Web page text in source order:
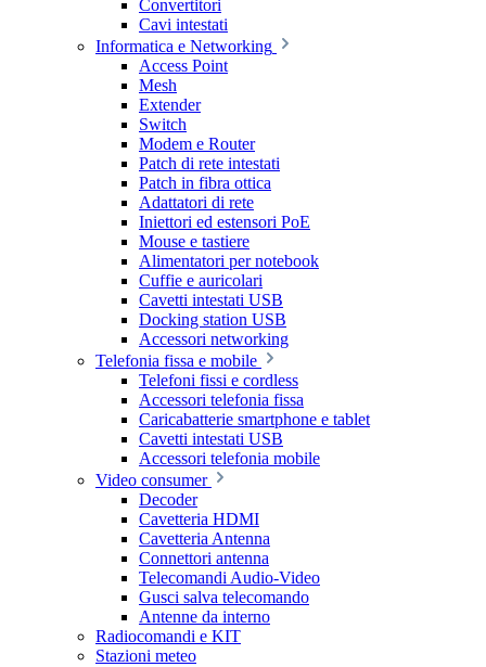
Convertitori
Cavi intestati
Informatica e Networking
Access Point
Mesh
Extender
Switch
Modem e Router
Patch di rete intestati
Patch in fibra ottica
Adattatori di rete
Iniettori ed estensori PoE
Mouse e tastiere
Alimentatori per notebook
Cuffie e auricolari
Cavetti intestati USB
Docking station USB
Accessori networking
Telefonia fissa e mobile
Telefoni fissi e cordless
Accessori telefonia fissa
Caricabatterie smartphone e tablet
Cavetti intestati USB
Accessori telefonia mobile
Video consumer
Decoder
Cavetteria HDMI
Cavetteria Antenna
Connettori antenna
Telecomandi Audio-Video
Gusci salva telecomando
Antenne da interno
Radiocomandi e KIT
Stazioni meteo